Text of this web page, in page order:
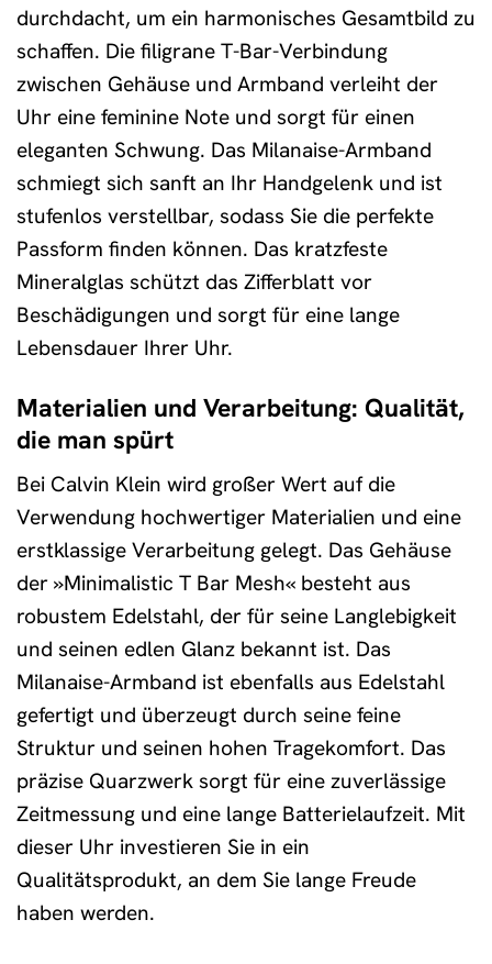
durchdacht, um ein harmonisches Gesamtbild zu
schaffen. Die filigrane T-Bar-Verbindung
zwischen Gehäuse und Armband verleiht der
Uhr eine feminine Note und sorgt für einen
eleganten Schwung. Das Milanaise-Armband
schmiegt sich sanft an Ihr Handgelenk und ist
stufenlos verstellbar, sodass Sie die perfekte
Passform finden können. Das kratzfeste
Mineralglas schützt das Zifferblatt vor
Beschädigungen und sorgt für eine lange
Lebensdauer Ihrer Uhr.
Materialien und Verarbeitung: Qualität,
die man spürt
Bei Calvin Klein wird großer Wert auf die
Verwendung hochwertiger Materialien und eine
erstklassige Verarbeitung gelegt. Das Gehäuse
der »Minimalistic T Bar Mesh« besteht aus
robustem Edelstahl, der für seine Langlebigkeit
und seinen edlen Glanz bekannt ist. Das
Milanaise-Armband ist ebenfalls aus Edelstahl
gefertigt und überzeugt durch seine feine
Struktur und seinen hohen Tragekomfort. Das
präzise Quarzwerk sorgt für eine zuverlässige
Zeitmessung und eine lange Batterielaufzeit. Mit
dieser Uhr investieren Sie in ein
Qualitätsprodukt, an dem Sie lange Freude
haben werden.